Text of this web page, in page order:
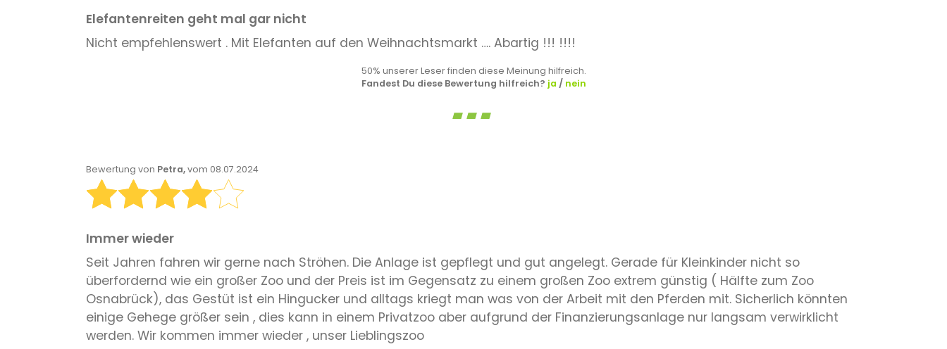
Elefantenreiten geht mal gar nicht
Nicht empfehlenswert . Mit Elefanten auf den Weihnachtsmarkt …. Abartig !!! !!!!
50% unserer Leser finden diese Meinung hilfreich.
Fandest Du diese Bewertung hilfreich? ja / nein
Bewertung von Petra,vom 08.07.2024
Immer wieder
Seit Jahren fahren wir gerne nach Ströhen. Die Anlage ist gepflegt und gut angelegt. Gerade für Kleinkinder nicht so
überfordernd wie ein großer Zoo und der Preis ist im Gegensatz zu einem großen Zoo extrem günstig ( Hälfte zum Zoo
Osnabrück), das Gestüt ist ein Hingucker und alltags kriegt man was von der Arbeit mit den Pferden mit. Sicherlich könnten
einige Gehege größer sein , dies kann in einem Privatzoo aber aufgrund der Finanzierungsanlage nur langsam verwirklicht
werden. Wir kommen immer wieder , unser Lieblingszoo